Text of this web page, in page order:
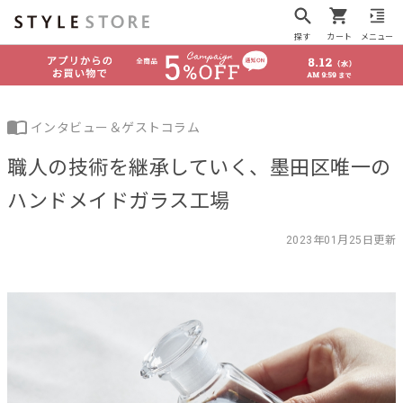
探す カート メニュー
インタビュー＆ゲストコラム
職人の技術を継承していく、墨田区唯一の
ハンドメイドガラス工場
2023年01月25日更新